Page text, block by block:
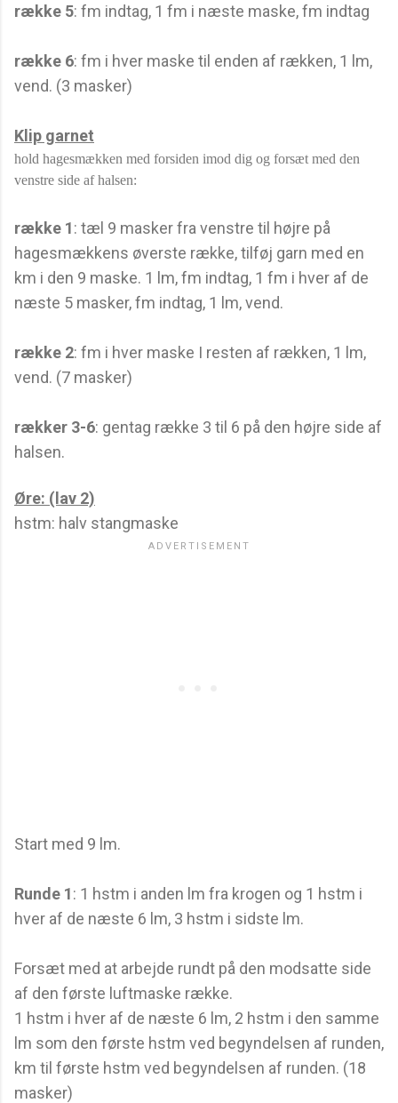
række 5: fm indtag, 1 fm i næste maske, fm indtag
række 6: fm i hver maske til enden af rækken, 1 lm,
vend. (3 masker)
Klip garnet
hold hagesmækken med forsiden imod dig og forsæt med den
venstre side af halsen:
række 1: tæl 9 masker fra venstre til højre på
hagesmækkens øverste række, tilføj garn med en
km i den 9 maske. 1 lm, fm indtag, 1 fm i hver af de
næste 5 masker, fm indtag, 1 lm, vend.
række 2: fm i hver maske I resten af rækken, 1 lm,
vend. (7 masker)
rækker 3-6: gentag række 3 til 6 på den højre side af
halsen.
Øre: (lav 2)
hstm: halv stangmaske
Start med 9 lm.
Runde 1: 1 hstm i anden lm fra krogen og 1 hstm i
hver af de næste 6 lm, 3 hstm i sidste lm.
Forsæt med at arbejde rundt på den modsatte side
af den første luftmaske række.
1 hstm i hver af de næste 6 lm, 2 hstm i den samme
lm som den første hstm ved begyndelsen af runden,
km til første hstm ved begyndelsen af runden. (18
masker)